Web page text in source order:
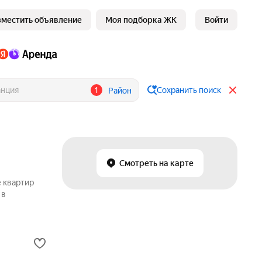
объявление Моя подборка ЖК Войти
1 Район Сохранить поиск
Смотреть на карте
квартир